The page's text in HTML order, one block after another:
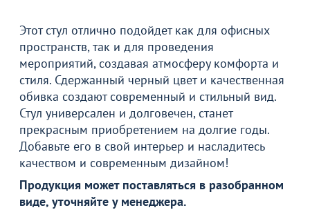
Этот стул отлично подойдет как для офисных
пространств, так и для проведения
мероприятий, создавая атмосферу комфорта и
стиля. Сдержанный черный цвет и качественная
обивка создают современный и стильный вид.
Стул универсален и долговечен, станет
прекрасным приобретением на долгие годы.
Добавьте его в свой интерьер и насладитесь
качеством и современным дизайном!
Продукция может поставляться в разобранном
виде, уточняйте у менеджера.